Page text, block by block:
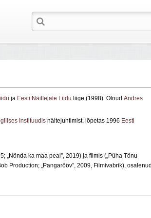
ja Eesti Näitlejate Liidu liige (1998). Olnud Andres
Instituudis näitejuhtimist, lõpetas 1996 Eesti
„Nõnda ka maa peal”, 2019) ja filmis („Püha Tõnu
Production; „Pangarööv”, 2009, Filmivabrik),